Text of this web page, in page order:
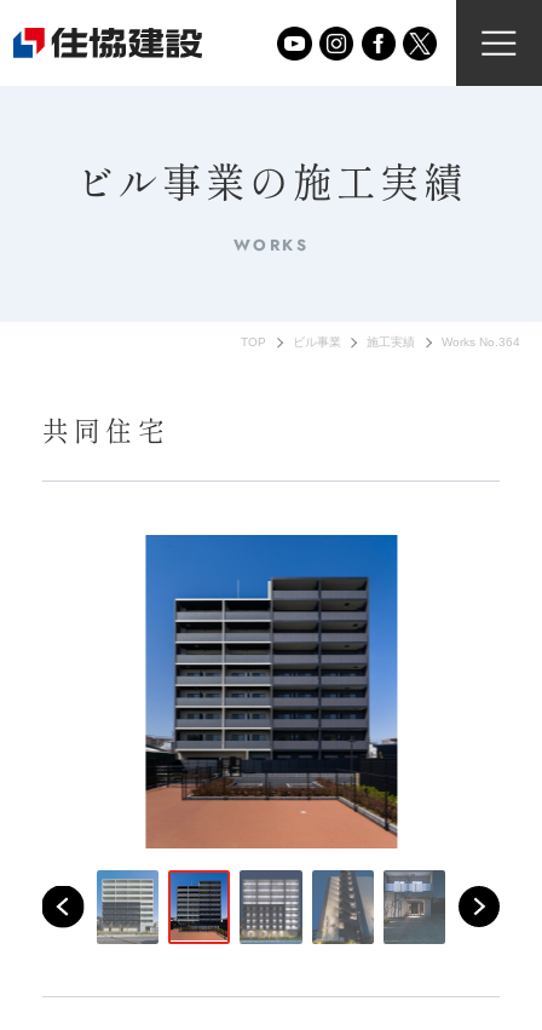
ビル事業の施工実績
WORKS
TOP ビル事業 施工実績 Works No.364
共同住宅